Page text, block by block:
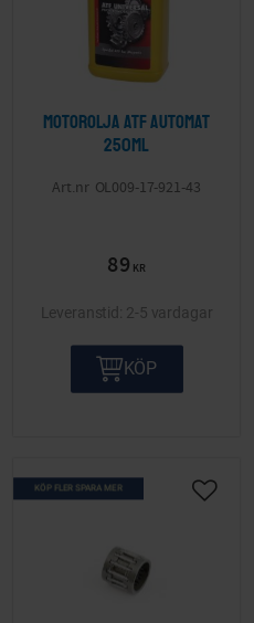
Motorolja ATF automat
250ml
OL009-17-921-43
89 KR
2-5 vardagar
KÖP
KÖP FLER SPARA MER
Lägg